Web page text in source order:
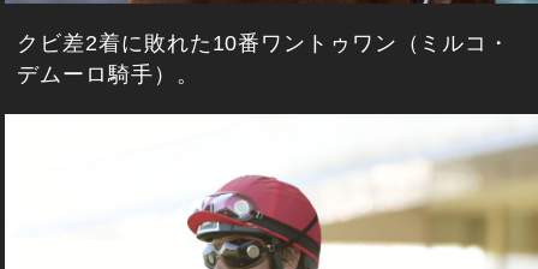
クビ差2着に敗れた10番ワントゥワン（ミルコ・
デムーロ騎手）。